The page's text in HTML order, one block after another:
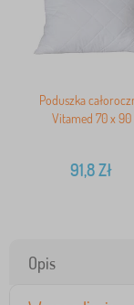
Poduszka
Vitamed 70 x 90
91,8Zł
Opis